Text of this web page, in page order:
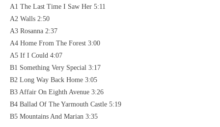
A1 The Last Time I Saw Her 5:11
A2 Walls 2:50
A3 Rosanna 2:37
A4 Home From The Forest 3:00
A5 If I Could 4:07
B1 Something Very Special 3:17
B2 Long Way Back Home 3:05
B3 Affair On Eighth Avenue 3:26
B4 Ballad Of The Yarmouth Castle 5:19
B5 Mountains And Marian 3:35